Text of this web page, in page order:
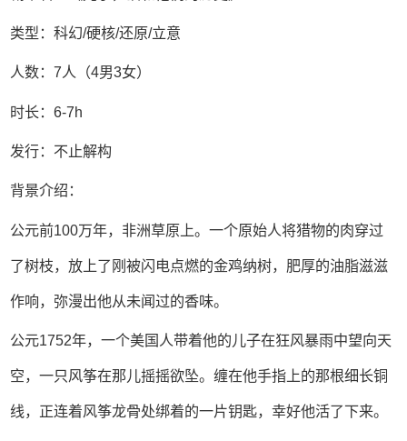
类型：科幻/硬核/还原/立意
人数：7人（4男3女）
时长：6-7h
发行：不止解构
背景介绍：
公元前100万年，非洲草原上。一个原始人将猎物的肉穿过
了树枝，放上了刚被闪电点燃的金鸡纳树，肥厚的油脂滋滋
作响，弥漫出他从未闻过的香味。
公元1752年，一个美国人带着他的儿子在狂风暴雨中望向天
空，一只风筝在那儿摇摇欲坠。缠在他手指上的那根细长铜
线，正连着风筝龙骨处绑着的一片钥匙，幸好他活了下来。